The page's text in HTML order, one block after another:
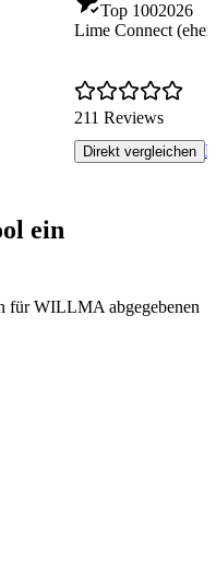
Top 1002026
Lime Connect
211 Reviews
Direkt vergleichen
ein
für WILLMA abgegebenen